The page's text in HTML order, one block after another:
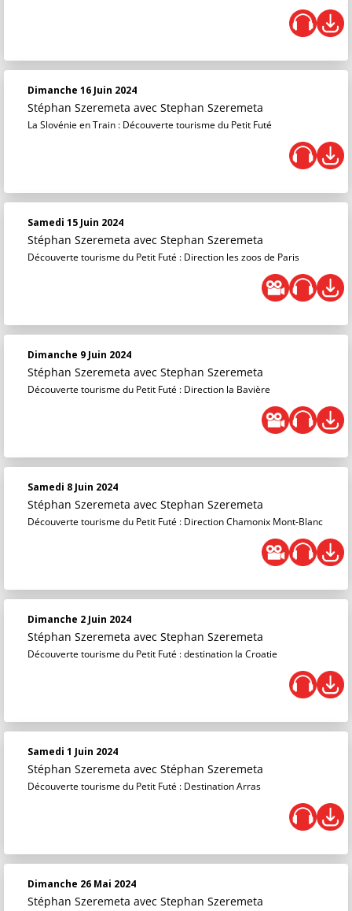
Dimanche 16 Juin 2024
Stéphan Szeremeta avec Stephan Szeremeta
La Slovénie en Train : Découverte tourisme du Petit Futé
Samedi 15 Juin 2024
Stéphan Szeremeta avec Stephan Szeremeta
Découverte tourisme du Petit Futé : Direction les zoos de Paris
Dimanche 9 Juin 2024
Stéphan Szeremeta avec Stephan Szeremeta
Découverte tourisme du Petit Futé : Direction la Bavière
Samedi 8 Juin 2024
Stéphan Szeremeta avec Stephan Szeremeta
Découverte tourisme du Petit Futé : Direction Chamonix Mont-Blanc
Dimanche 2 Juin 2024
Stéphan Szeremeta avec Stephan Szeremeta
Découverte tourisme du Petit Futé : destination la Croatie
Samedi 1 Juin 2024
Stéphan Szeremeta avec Stéphan Szeremeta
Découverte tourisme du Petit Futé : Destination Arras
Dimanche 26 Mai 2024
Stéphan Szeremeta avec Stephan Szeremeta